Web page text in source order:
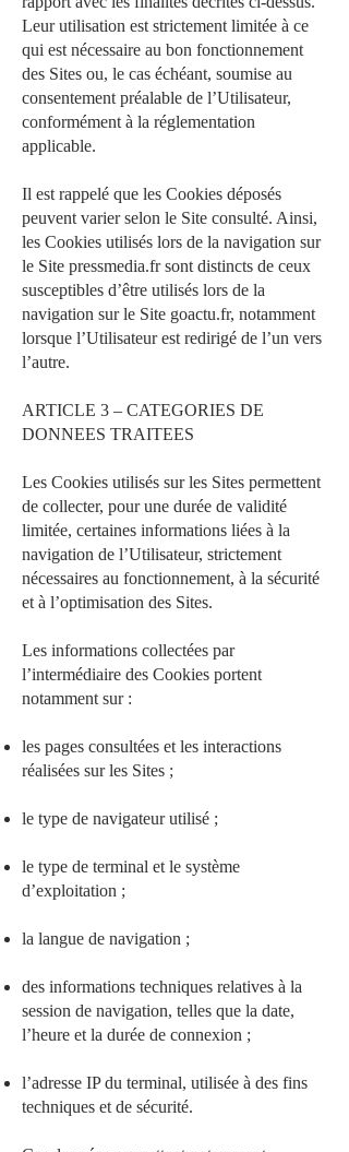
Leur utilisation est strictement limitée à ce
qui est nécessaire au bon fonctionnement
des Sites ou, le cas échéant, soumise au
consentement préalable de l’Utilisateur,
conformément à la réglementation
applicable.
Il est rappelé que les Cookies déposés
peuvent varier selon le Site consulté. Ainsi,
les Cookies utilisés lors de la navigation sur
le Site pressmedia.fr sont distincts de ceux
susceptibles d’être utilisés lors de la
navigation sur le Site goactu.fr, notamment
lorsque l’Utilisateur est redirigé de l’un vers
l’autre.
ARTICLE 3 – CATEGORIES DE
DONNEES TRAITEES
Les Cookies utilisés sur les Sites permettent
de collecter, pour une durée de validité
limitée, certaines informations liées à la
navigation de l’Utilisateur, strictement
nécessaires au fonctionnement, à la sécurité
et à l’optimisation des Sites.
Les informations collectées par
l’intermédiaire des Cookies portent
notamment sur :
les pages consultées et les interactions
réalisées sur les Sites ;
le type de navigateur utilisé ;
le type de terminal et le système
d’exploitation ;
la langue de navigation ;
des informations techniques relatives à la
session de navigation, telles que la date,
l’heure et la durée de connexion ;
l’adresse IP du terminal, utilisée à des fins
techniques et de sécurité.